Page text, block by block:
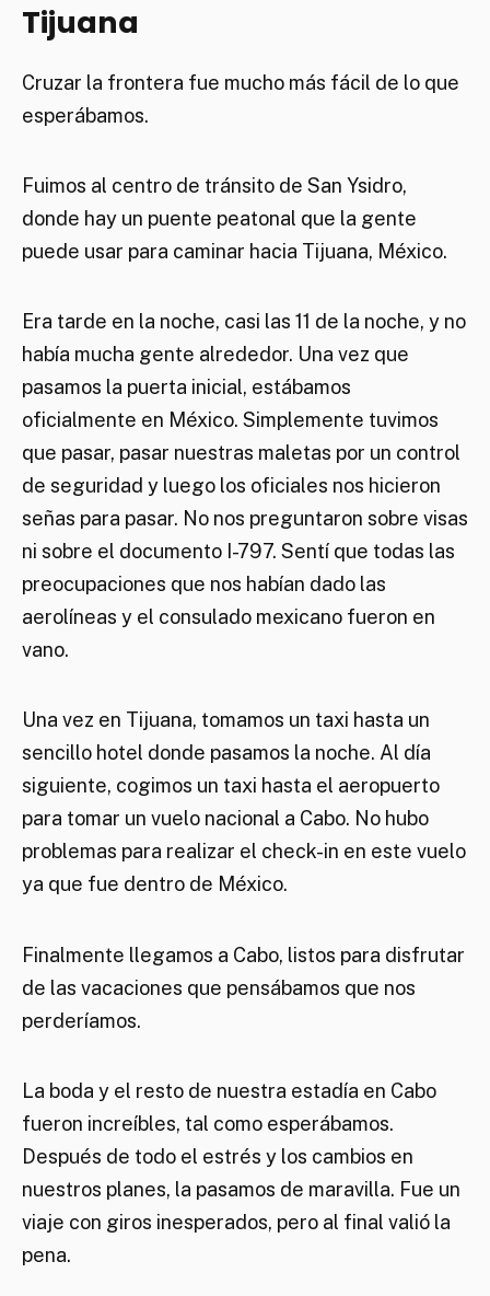
Tijuana
Cruzar la frontera fue mucho más fácil de lo que
esperábamos.
Fuimos al centro de tránsito de San Ysidro,
donde hay un puente peatonal que la gente
puede usar para caminar hacia Tijuana, México.
Era tarde en la noche, casi las 11 de la noche, y no
había mucha gente alrededor. Una vez que
pasamos la puerta inicial, estábamos
oficialmente en México. Simplemente tuvimos
que pasar, pasar nuestras maletas por un control
de seguridad y luego los oficiales nos hicieron
señas para pasar. No nos preguntaron sobre visas
ni sobre el documento I-797. Sentí que todas las
preocupaciones que nos habían dado las
aerolíneas y el consulado mexicano fueron en
vano.
Una vez en Tijuana, tomamos un taxi hasta un
sencillo hotel donde pasamos la noche. Al día
siguiente, cogimos un taxi hasta el aeropuerto
para tomar un vuelo nacional a Cabo. No hubo
problemas para realizar el check-in en este vuelo
ya que fue dentro de México.
Finalmente llegamos a Cabo, listos para disfrutar
de las vacaciones que pensábamos que nos
perderíamos.
La boda y el resto de nuestra estadía en Cabo
fueron increíbles, tal como esperábamos.
Después de todo el estrés y los cambios en
nuestros planes, la pasamos de maravilla. Fue un
viaje con giros inesperados, pero al final valió la
pena.